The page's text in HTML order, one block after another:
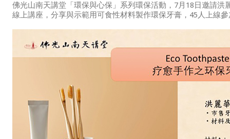
佛光山南天講堂「環保與心保」系列環保活動，7月18日邀請洪
線上講座，分享與示範用可食性材料製作環保牙膏，45人上線